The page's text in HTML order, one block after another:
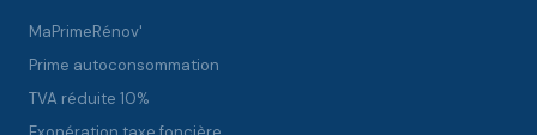
MaPrimeRénov'
Prime autoconsommation
TVA réduite 10%